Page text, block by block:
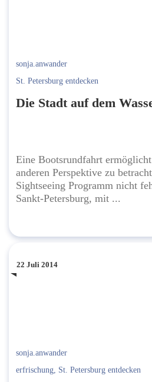
sonja.anwander
St. Petersburg entdecken
Die Stadt auf dem
Eine Bootsrundfahrt
anderen Perspektive zu
Sightseeing Programm nicht
Sankt-Petersburg, mit ...
22 Juli 2014
sonja.anwander
erfrischung, St. Petersburg entdecken